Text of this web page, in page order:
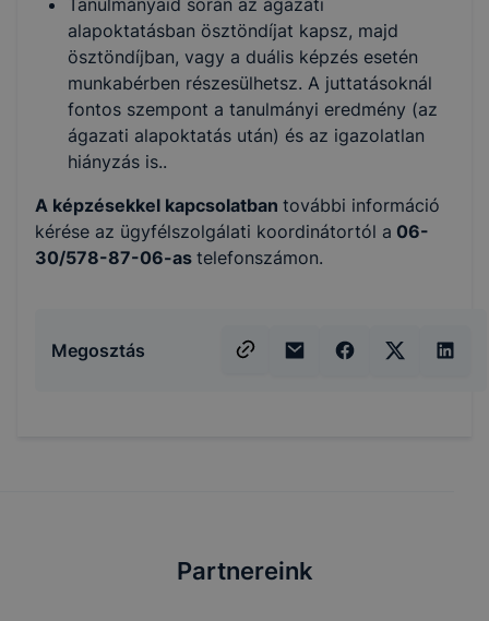
alapoktatásban ösztöndíjat kapsz, majd
ösztöndíjban, vagy a duális képzés esetén
munkabérben részesülhetsz. A juttatásoknál
fontos szempont a tanulmányi eredmény (az
ágazati alapoktatás után) és az igazolatlan
hiányzás is..
A képzésekkel kapcsolatban további információ
kérése az ügyfélszolgálati koordinátortól a 06-
30/578-87-06-as telefonszámon.
Megosztás
Partnereink